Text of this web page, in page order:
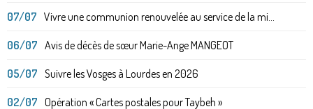
07/07 Vivre une communion renouvelée au service de la mi...
06/07 Avis de décès de sœur Marie-Ange MANGEOT
05/07 Suivre les Vosges à Lourdes en 2026
02/07 Opération « Cartes postales pour Taybeh »